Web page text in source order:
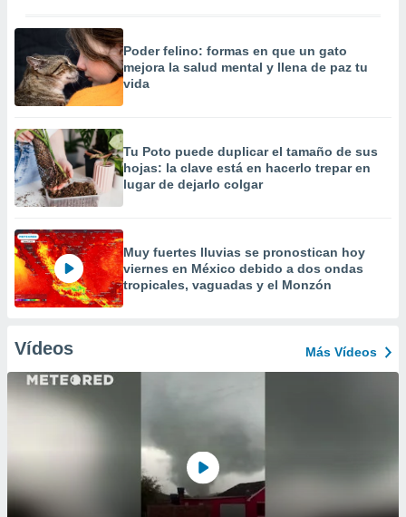
Poder felino: formas en que un gato
mejora la salud mental y llena de paz tu
vida
Tu Poto puede duplicar el tamaño de sus
hojas: la clave está en hacerlo trepar en
lugar de dejarlo colgar
Muy fuertes lluvias se pronostican hoy
viernes en México debido a dos ondas
tropicales, vaguadas y el Monzón
Vídeos Más Vídeos